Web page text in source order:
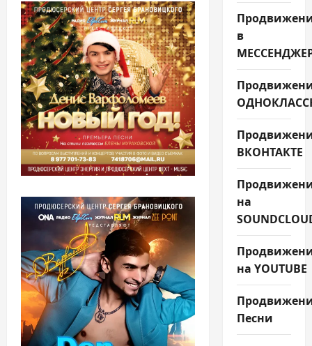
в
ВКОНТАКТЕ
на
на YOUTUBE
Песни